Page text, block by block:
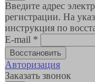
Введите адрес
регистрации. На
инструкция по
E-mail *
Авторизация
Заказать звонок